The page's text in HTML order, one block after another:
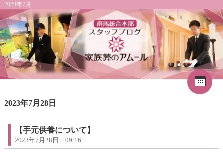
2023年7月
1
2
3
16
17
23
24 25
2023年7月28日
【手元供養について】
2023年7月28日｜09:16